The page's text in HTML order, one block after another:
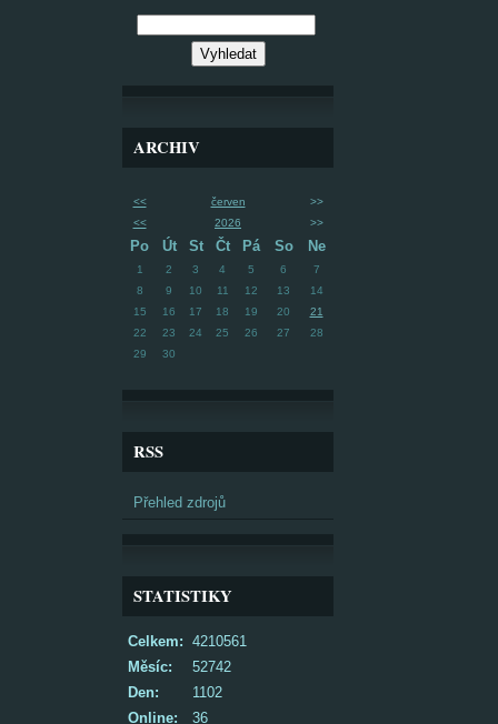
ARCHIV
<< červen
>>
<<
2026 >>
Po Út St Čt Pá So Ne
1 2 3 4 5 6
7
8
9 10 11 12 13
14
15
16 17 18 19 20
21
22
23 24 25 26 27
28
29
30
RSS
Přehled zdrojů
STATISTIKY
Online: 36
Celkem: 4210561
Měsíc:
52742
Den:
1102